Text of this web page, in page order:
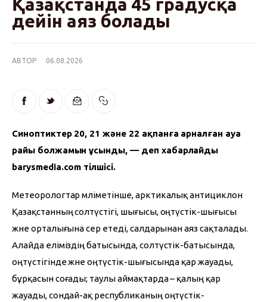
Қазақстанда 45 градусқа
дейін аяз болады
АВТОР 06.08.2026
Синоптиктер 20, 21 және 22 ақпанға арналған ауа
райы болжамын ұсынды, — деп хабарлайды
barysmedia.com тілшісі.
Метеорологтар мәліметінше, арктикалық антициклон
Қазақстанның солтүстігі, шығысы, оңтүстік-шығысы
және орталығына әсер етеді, салдарынан аяз сақталады.
Алайда еліміздің батысында, солтүстік-батысында,
оңтүстігінде және оңтүстік-шығысында қар жауады,
бұрқасын соғады; таулы аймақтарда – қалың қар
жауады, сондай-ақ республиканың оңтүстік-